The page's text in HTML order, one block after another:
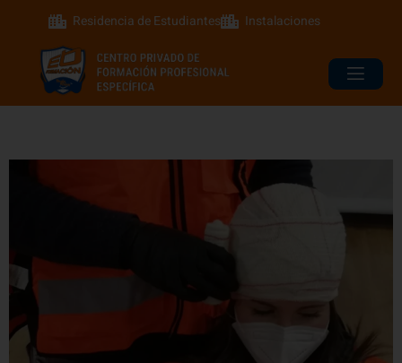
Residencia de Estudiantes Instalaciones